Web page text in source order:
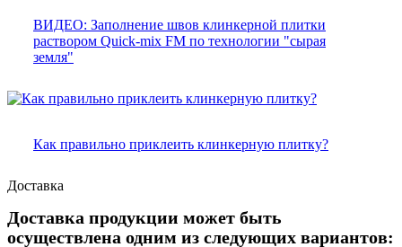
ВИДЕО: Заполнение швов клинкерной плитки
раствором Quick-mix FM по технологии "сырая
земля"
Как правильно приклеить клинкерную плитку?
Доставка
Доставка продукции может быть
осуществлена одним из следующих вариантов: